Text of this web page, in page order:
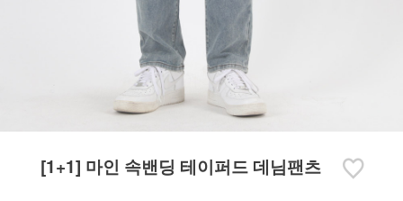
[1+1] 마인 속밴딩 테이퍼드 데님팬츠